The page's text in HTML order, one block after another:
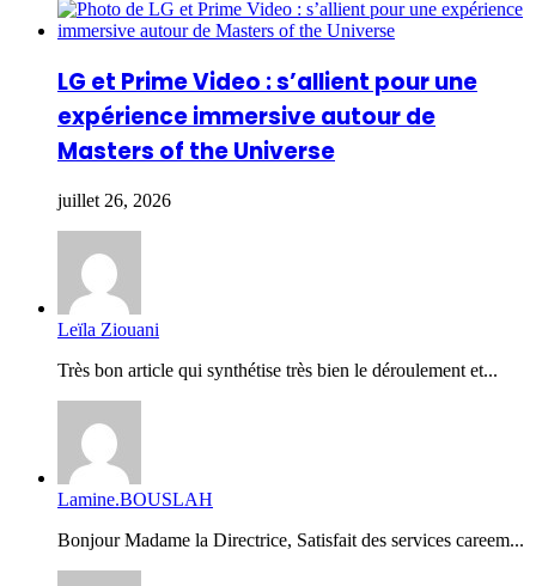
LG et Prime Video : s’allient pour une
expérience immersive autour de
Masters of the Universe
juillet 26, 2026
Leïla Ziouani
Très bon article qui synthétise très bien le déroulement et...
Lamine.BOUSLAH
Bonjour Madame la Directrice, Satisfait des services careem...